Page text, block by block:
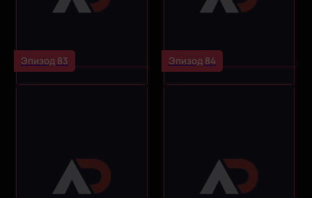
Эпизод 83 Эпизод 84